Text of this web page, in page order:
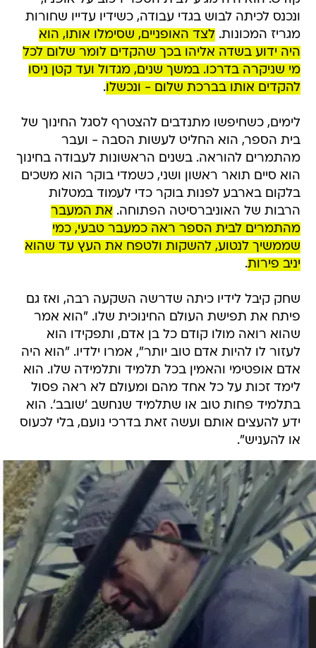
ונכנס לכיתה לבוש בגדי עבודה, כשידיו עדייו שחורות
מגריז המכונות.לצד האופניים, שסימלו אותו, הוא
היה ידוע בשדה אליהו בכך שהקדים לומר שלום לכל
מי שניקרה בדרכו. במשך שנים, מגדול ועד קטן ניסו
להקדים אותו בברכת שלום - ונכשלו.
לימים, כשחיפשו מתנדבים להצטרף לסגל החינוך של
בית הספר, הוא החליט לעשות הסבה - ועבר
מהתמרים להוראה. בשנים הראשונות לעבודה בחינוך
הוא סיים תואר ראשון ושני, כשמדי בוקר הוא משכים
בלקום בארבע לפנות בוקר כדי לעמוד במטלות
הרבות של האוניברסיטה הפתוחה. את המעבר
מהתמרים לבית הספר ראה כמעבר טבעי, כמי
שממשיך לנטוע, להשקות ולטפח את העץ עד שהוא
יניב פירות.
שחק קיבל לידיו כיתה שדרשה השקעה רבה, ואז גם
פיתח את תפישת העולם החינוכית שלו. "הוא אמר
שהוא רואה מולו קודם כל בן אדם, ותפקידו הוא
לעזור לו להיות אדם טוב יותר", אמרו ילדיו. "הוא היה
אדם אופטימי והאמין בכל תלמיד ותלמידה שלו. הוא
לימד זכות על כל אחד מהם ומעולם לא ראה פסול
בתלמיד פחות טוב או שתלמיד שנחשב 'שובב'. הוא
ידע להעצים אותם ועשה זאת בדרכי נועם, בלי לכעוס
או להעניש".